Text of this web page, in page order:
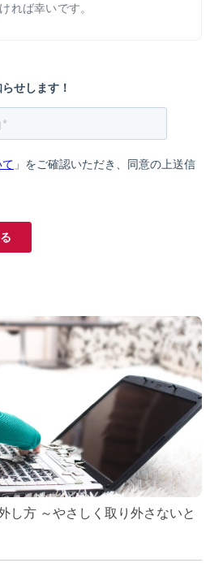
れば幸いです。
し方 ～やさしく取り外さないと